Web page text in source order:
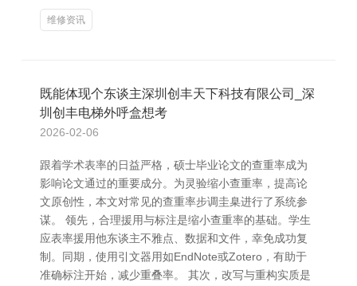
维修资讯
既能体现个东谈主深圳创丰天下科技有限公司_深
圳创丰电梯外呼盒想考
2026-02-06
跟着学术表率的日益严格，硕士毕业论文的查重率成为
影响论文通过的重要成分。为灵验缩小查重率，提高论
文原创性，本文对常见的查重率步调圭臬进行了系统参
谋。 领先，合理援用与标注是缩小查重率的基础。学生
应表率援用他东谈主不雅点、数据和文件，幸免成功复
制。同期，使用引文器用如EndNote或Zotero，有助于
准确标注开始，减少重叠率。 其次，改写与重构实质是